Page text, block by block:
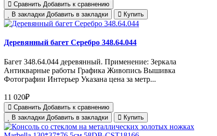
Сравнить Добавить к сравнению
В закладки Добавить в закладки Купить
Деревянный багет Серебро 348.64.044
Багет 348.64.044 деревянный. Применение: Зеркала
Антикварные работы Графика Живопись Вышивка
Фотографии Интерьер Указана цена за метр...
11 020₽
Сравнить Добавить к сравнению
В закладки Добавить в закладки Купить